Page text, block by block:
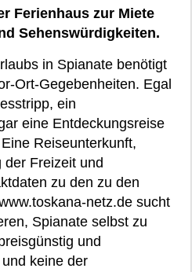
Ferienhaus zur Miete
Sehenswürdigkeiten.
in Spianate benötigt
Ort-Gegebenheiten. Egal
ein
eine Entdeckungsreise
Reiseunterkunft,
der Freizeit und
zu den zu den
netz.de sucht
Spianate selbst zu
und
keine der